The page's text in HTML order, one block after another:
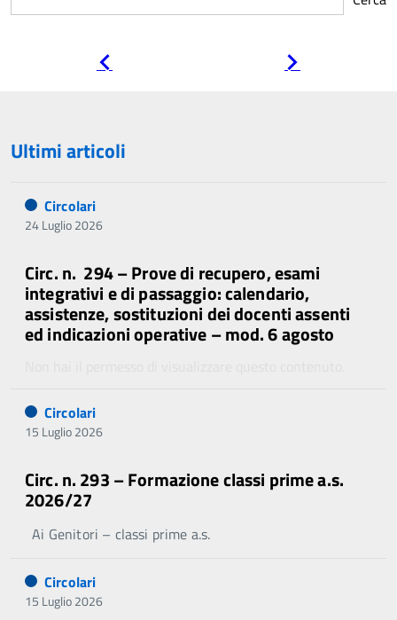
Ultimi articoli
Circolari
24 Luglio 2026
Circ. n. 294 – Prove di recupero, esami
integrativi e di passaggio: calendario,
assistenze, sostituzioni dei docenti assenti
ed indicazioni operative – mod. 6 agosto
Circolari
15 Luglio 2026
Circ. n. 293 – Formazione classi prime a.s.
2026/27
Ai Genitori – classi prime a.s.
Circolari
15 Luglio 2026